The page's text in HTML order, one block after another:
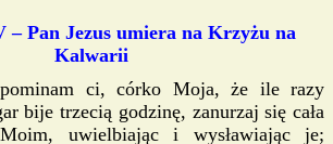
– Pan Jezus umiera na Krzyżu na
Kalwarii
ci, córko Moja, że ile razy
bije trzecią godzinę, zanurzaj się cała
uwielbiając i wysławiając je;